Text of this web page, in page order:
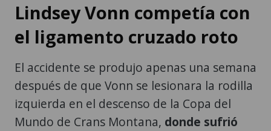
Lindsey Vonn competía con
el ligamento cruzado roto
El accidente se produjo apenas una semana
después de que Vonn se lesionara la rodilla
izquierda en el descenso de la Copa del
Mundo de Crans Montana, donde sufrió